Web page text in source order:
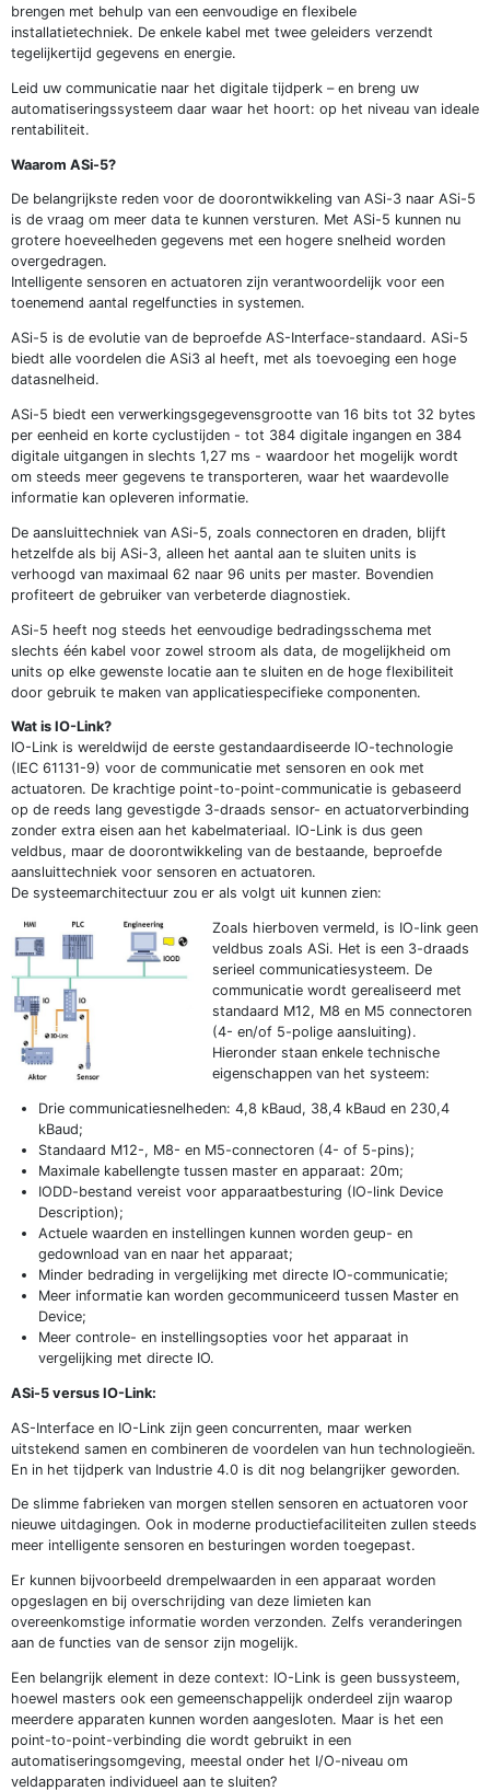
brengen met behulp van een eenvoudige en flexibele
installatietechniek. De enkele kabel met twee geleiders verzendt
tegelijkertijd gegevens en energie.
Leid uw communicatie naar het digitale tijdperk – en breng uw
automatiseringssysteem daar waar het hoort: op het niveau van ideale
rentabiliteit.
Waarom ASi-5?
De belangrijkste reden voor de doorontwikkeling van ASi-3 naar ASi-5
is de vraag om meer data te kunnen versturen. Met ASi-5 kunnen nu
grotere hoeveelheden gegevens met een hogere snelheid worden
overgedragen.
Intelligente sensoren en actuatoren zijn verantwoordelijk voor een
toenemend aantal regelfuncties in systemen.
ASi-5 is de evolutie van de beproefde AS-Interface-standaard. ASi-5
biedt alle voordelen die ASi3 al heeft, met als toevoeging een hoge
datasnelheid.
ASi-5 biedt een verwerkingsgegevensgrootte van 16 bits tot 32 bytes
per eenheid en korte cyclustijden - tot 384 digitale ingangen en 384
digitale uitgangen in slechts 1,27 ms - waardoor het mogelijk wordt
om steeds meer gegevens te transporteren, waar het waardevolle
informatie kan opleveren informatie.
De aansluittechniek van ASi-5, zoals connectoren en draden, blijft
hetzelfde als bij ASi-3, alleen het aantal aan te sluiten units is
verhoogd van maximaal 62 naar 96 units per master. Bovendien
profiteert de gebruiker van verbeterde diagnostiek.
ASi-5 heeft nog steeds het eenvoudige bedradingsschema met
slechts één kabel voor zowel stroom als data, de mogelijkheid om
units op elke gewenste locatie aan te sluiten en de hoge flexibiliteit
door gebruik te maken van applicatiespecifieke componenten.
Wat is IO-Link?
IO-Link is wereldwijd de eerste gestandaardiseerde IO-technologie
(IEC 61131-9) voor de communicatie met sensoren en ook met
actuatoren. De krachtige point-to-point-communicatie is gebaseerd
op de reeds lang gevestigde 3-draads sensor- en actuatorverbinding
zonder extra eisen aan het kabelmateriaal. IO-Link is dus geen
veldbus, maar de doorontwikkeling van de bestaande, beproefde
aansluittechniek voor sensoren en actuatoren.
De systeemarchitectuur zou er als volgt uit kunnen zien:
Zoals hierboven vermeld, is IO-link geen
veldbus zoals ASi. Het is een 3-draads
serieel communicatiesysteem. De
communicatie wordt gerealiseerd met
standaard M12, M8 en M5 connectoren
(4- en/of 5-polige aansluiting).
Hieronder staan enkele technische
eigenschappen van het systeem:
Drie communicatiesnelheden: 4,8 kBaud, 38,4 kBaud en 230,4
kBaud;
Standaard M12-, M8- en M5-connectoren (4- of 5-pins);
Maximale kabellengte tussen master en apparaat: 20m;
IODD-bestand vereist voor apparaatbesturing (IO-link Device
Description);
Actuele waarden en instellingen kunnen worden geup- en
gedownload van en naar het apparaat;
Minder bedrading in vergelijking met directe IO-communicatie;
Meer informatie kan worden gecommuniceerd tussen Master en
Device;
Meer controle- en instellingsopties voor het apparaat in
vergelijking met directe IO.
ASi-5 versus IO-Link:
AS-Interface en IO-Link zijn geen concurrenten, maar werken
uitstekend samen en combineren de voordelen van hun technologieën.
En in het tijdperk van Industrie 4.0 is dit nog belangrijker geworden.
De slimme fabrieken van morgen stellen sensoren en actuatoren voor
nieuwe uitdagingen. Ook in moderne productiefaciliteiten zullen steeds
meer intelligente sensoren en besturingen worden toegepast.
Er kunnen bijvoorbeeld drempelwaarden in een apparaat worden
opgeslagen en bij overschrijding van deze limieten kan
overeenkomstige informatie worden verzonden. Zelfs veranderingen
aan de functies van de sensor zijn mogelijk.
Een belangrijk element in deze context: IO-Link is geen bussysteem,
hoewel masters ook een gemeenschappelijk onderdeel zijn waarop
meerdere apparaten kunnen worden aangesloten. Maar is het een
point-to-point-verbinding die wordt gebruikt in een
automatiseringsomgeving, meestal onder het I/O-niveau om
veldapparaten individueel aan te sluiten?